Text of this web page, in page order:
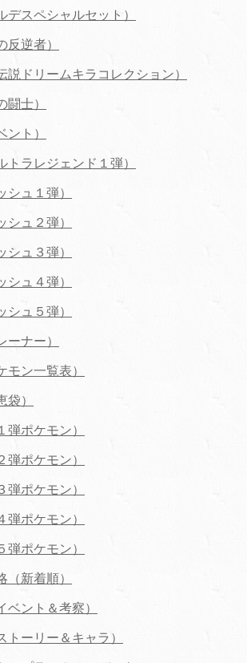
デスペシャルセット）
反逆者）
説ドリームキラコレクション）
闘士）
ント）
トラレジェンド１弾）
シュ１弾）
シュ２弾）
シュ３弾）
シュ４弾）
シュ５弾）
ーナー）
モン一覧表）
袋）
弾ポケモン）
弾ポケモン）
弾ポケモン）
弾ポケモン）
弾ポケモン）
（新着順）
ベント＆考察）
トーリー＆キャラ）